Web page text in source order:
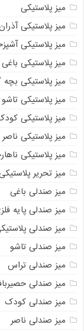
میز پلاستیکی
میز پلاستیکی
میز پلاستیکی
میز پلاستیکی باغی
میز پلاستیکی بچه
میز پلاستیکی تاشو
میز پلاستیکی
میز پلاستیکی ناصر
میز پلاستیکی
میز تحریر
میز صندلی باغی
میز صندلی پایه
میز صندلی
میز صندلی تاشو
میز صندلی تراس
میز صندلی
میز صندلی کودک
میز صندلی ناصر